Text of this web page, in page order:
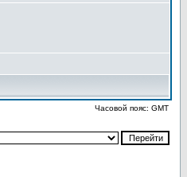
Часовой пояс: GMT